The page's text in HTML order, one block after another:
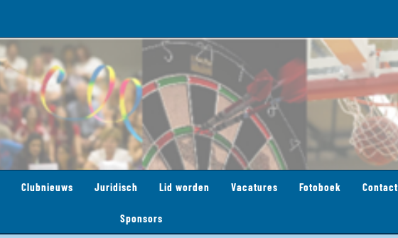
Clubnieuws Juridisch Lid worden Vacatures Fotoboek Contact
Sponsors